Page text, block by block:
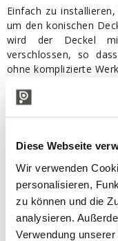
Diese Webseite
Wir verwenden
personalisieren,
zu können und die
analysieren.
Verwendung
Einfach zu installieren,
um den konischen
wird der Deckel
verschlossen, so
ohne komplizierte
einen
Eigenschaften
Durchmesser: 500
Material: Gummi
Kompatibel mit:
Lund200 L